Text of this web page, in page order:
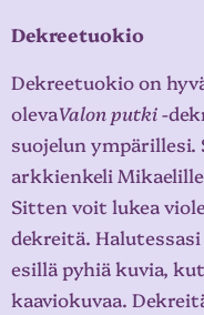
Dekreetuokio
Dekreetuokio on
olevaValon putki-
suojelun ympärillesi.
arkkienkeli
Sitten voit lukea
dekreitä.
esillä pyhiä kuvia,
kaaviokuvaa.